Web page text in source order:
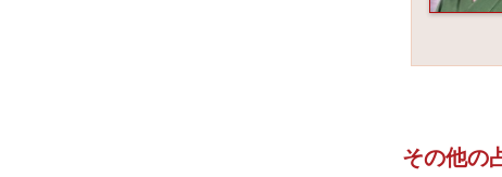
その他の